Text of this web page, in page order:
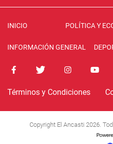
INICIO POLÍTICA Y
INFORMACIÓN GENERAL
Términos y Condiciones
Copyright El Ancasti 2026.